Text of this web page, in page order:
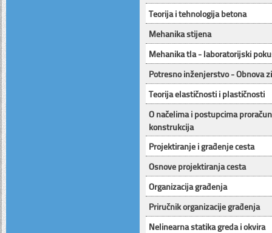
Teorija i tehnologija betona
Mehanika stijena
Mehanika tla - laboratorijski
Potresno inženjerstvo - Obnova
Teorija elastičnosti i plastičnosti
O načelima i postupcima
konstrukcija
Projektiranje i građenje cesta
Osnove projektiranja cesta
Organizacija građenja
Priručnik organizacije građenja
Nelinearna statika greda i okvira